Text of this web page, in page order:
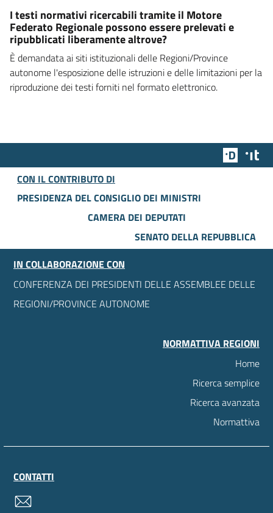
I testi normativi ricercabili tramite il Motore
Federato Regionale possono essere prelevati e
ripubblicati liberamente altrove?
È demandata ai siti istituzionali delle Regioni/Province
autonome l'esposizione delle istruzioni e delle limitazioni per la
riproduzione dei testi forniti nel formato elettronico.
Team
CON IL CONTRIBUTO DI
PRESIDENZA DEL CONSIGLIO DEI MINISTRI
CAMERA DEI DEPUTATI
SENATO DELLA REPUBBLICA
IN COLLABORAZIONE CON
CONFERENZA DEI PRESIDENTI DELLE ASSEMBLEE DELLE
REGIONI/PROVINCE AUTONOME
NORMATTIVA REGIONI
Home
Ricerca semplice
Ricerca avanzata
Normattiva
CONTATTI